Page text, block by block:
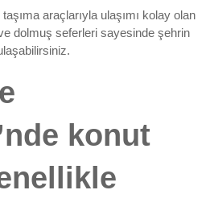
araçlarıyla ulaşımı kolay olan
dolmuş seferleri sayesinde şehrin
konut